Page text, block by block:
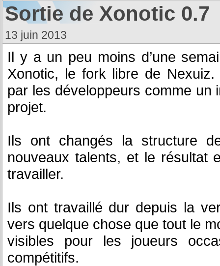
Sortie de Xonotic 0.7
13 juin 2013
Il y a un peu moins d’une
Xonotic, le fork libre de
par les développeurs comme un
projet.
Ils ont changés la structure
nouveaux talents, et le résultat
travailler.
Ils ont travaillé dur depuis la
vers quelque chose que tout le
visibles pour les joueurs
compétitifs.